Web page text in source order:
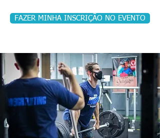
FAZER MINHA INSCRIÇÃO NO EVENTO